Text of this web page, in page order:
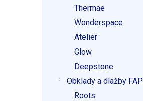
Thermae
Wonderspace
Atelier
Glow
Deepstone
Obklady a dlažby FAP
Roots